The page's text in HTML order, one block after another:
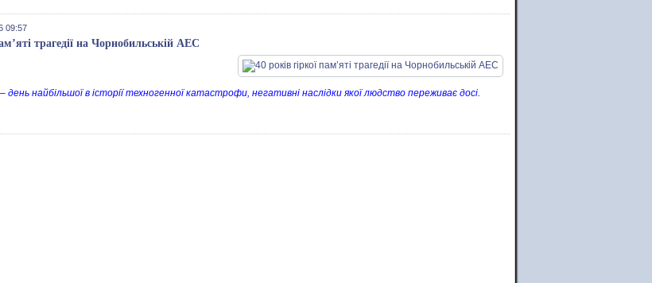
09:57
трагедії на Чорнобильській АЕС
день найбільшої в історії техногенної катастрофи, негативні наслідки якої людство переживає досі.